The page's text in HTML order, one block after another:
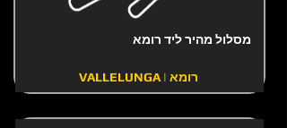
מסלול מהיר ליד רומא
VALLELUNGA | רומא